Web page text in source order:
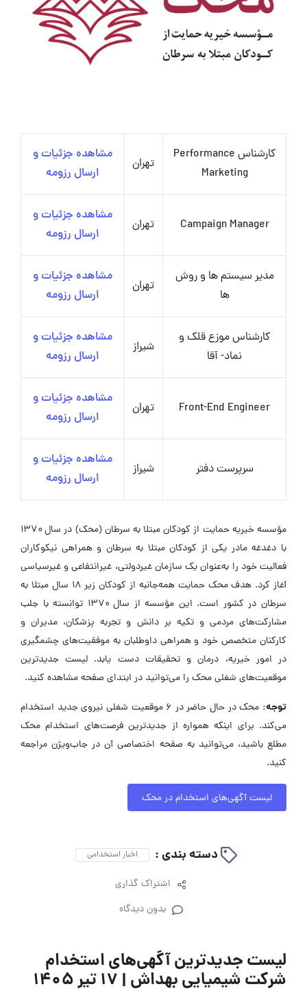
کارشناس Performance
Marketing
تهران
مشاهده جزئیات و
ارسال رزومه
Campaign Manager تهران
مشاهده جزئیات و
ارسال رزومه
مدیر سیستم ها و روش
ها
تهران
مشاهده جزئیات و
ارسال رزومه
کارشناس موزع قلک و
نماد- آقا
شیراز
مشاهده جزئیات و
ارسال رزومه
Front-End Engineer تهران
مشاهده جزئیات و
ارسال رزومه
سرپرست دفتر شیراز
مشاهده جزئیات و
ارسال رزومه
مؤسسه خیریه حمایت از کودکان مبتلا به سرطان (محک) در سال ۱۳۷۰
با دغدغه مادر یکی از کودکان مبتلا به سرطان و همراهی نیکوکاران
فعالیت خود را به‌عنوان یک سازمان غیردولتی، غیرانتفاعی و غیرسیاسی
آغاز کرد. هدف محک حمایت همه‌جانبه از کودکان زیر ۱۸ سال مبتلا به
سرطان در کشور است. این مؤسسه از سال ۱۳۷۰ توانسته با جلب
مشارکت‌های مردمی و تکیه بر دانش و تجربه پزشکان، مدیران و
کارکنان متخصص خود و همراهی داوطلبان به موفقیت‌های چشمگیری
در امور خیریه، درمان و تحقیقات دست یابد. لیست جدیدترین
موقعیت‌های شغلی محک را می‌توانید در ابتدای صفحه مشاهده کنید.
توجه:
محک در حال حاضر در ۶ موقعیت شغلی نیروی جدید استخدام
می‌کند. برای اینکه همواره از جدیدترین فرصت‌های استخدام محک
مطلع باشید، می‌توانید به صفحه اختصاصی آن در جاب‌ویژن مراجعه
کنید.
لیست آگهی‌های استخدام در محک
دسته بندی : اخبار استخدامی
اشتراک گذاری
بدون دیدگاه
لیست جدیدترین آگهی‌های استخدام
شرکت شیمیایی بهداش | ۱۷ تیر ۱۴۰۵